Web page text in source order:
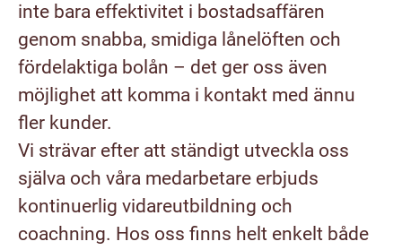
inte bara effektivitet i bostadsaffären
genom snabba, smidiga lånelöften och
fördelaktiga bolån – det ger oss även
möjlighet att komma i kontakt med ännu
fler kunder.
Vi strävar efter att ständigt utveckla oss
själva och våra medarbetare erbjuds
kontinuerlig vidareutbildning och
coachning. Hos oss finns helt enkelt både